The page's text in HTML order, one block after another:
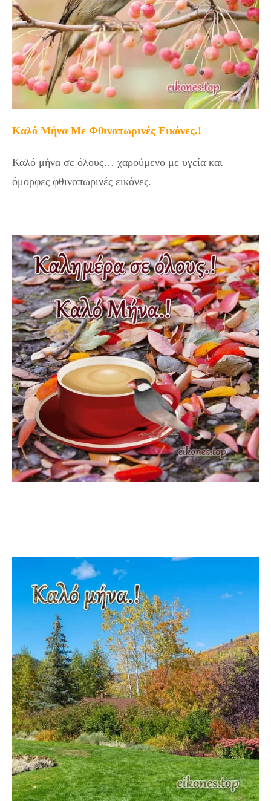
Καλό Μήνα Με Φθινοπωρινές Εικόνες.!
Καλό μήνα σε όλους… χαρούμενο με υγεία και
όμορφες φθινοπωρινές εικόνες.